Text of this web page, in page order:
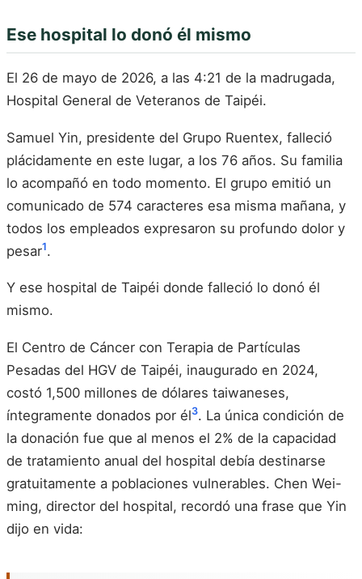
Ese hospital lo donó él mismo
El 26 de mayo de 2026, a las 4:21 de la madrugada,
Hospital General de Veteranos de Taipéi.
Samuel Yin, presidente del Grupo Ruentex, falleció
plácidamente en este lugar, a los 76 años. Su familia
lo acompañó en todo momento. El grupo emitió un
comunicado de 574 caracteres esa misma mañana, y
todos los empleados expresaron su profundo dolor y
pesar1.
Y ese hospital de Taipéi donde falleció lo donó él
mismo.
El Centro de Cáncer con Terapia de Partículas
Pesadas del HGV de Taipéi, inaugurado en 2024,
costó 1,500 millones de dólares taiwaneses,
íntegramente donados por él3. La única condición de
la donación fue que al menos el 2% de la capacidad
de tratamiento anual del hospital debía destinarse
gratuitamente a poblaciones vulnerables. Chen Wei-
ming, director del hospital, recordó una frase que Yin
dijo en vida: